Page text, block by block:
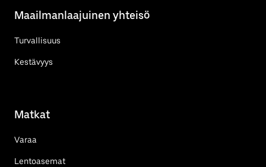
Maailmanlaajuinen yhteisö
Turvallisuus
Kestävyys
Matkat
Varaa
Lentoasemat